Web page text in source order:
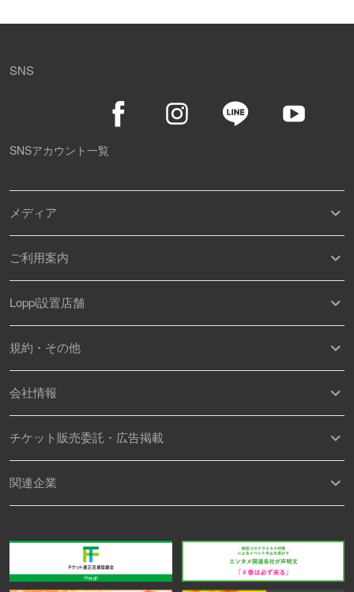
SNS
SNSアカウント一覧
メディア
ご利用案内
Loppi設置店舗
規約・その他
会社情報
チケット販売委託・広告掲載
関連企業